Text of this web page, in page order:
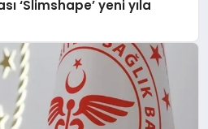
‘Slimshape’ yeni yıla